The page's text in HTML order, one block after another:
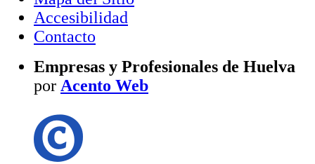
Accesibilidad
Contacto
Empresas y Profesionales de Huelva
por Acento Web